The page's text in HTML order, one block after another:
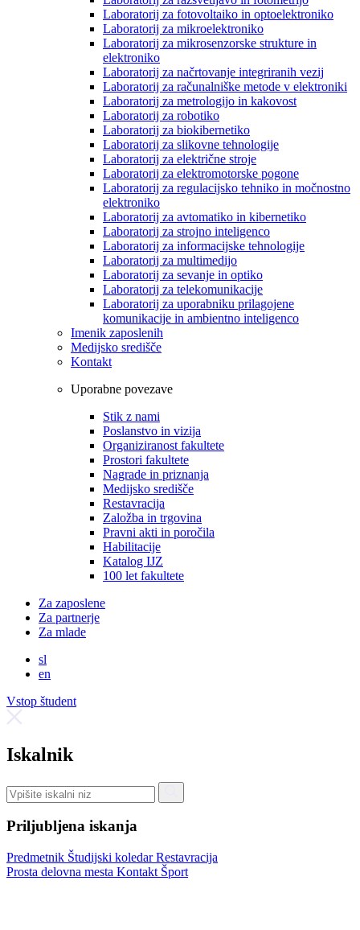
Laboratorij za fotovoltaiko in optoelektroniko
Laboratorij za mikroelektroniko
Laboratorij za mikrosenzorske strukture in
elektroniko
Laboratorij za načrtovanje integriranih vezij
Laboratorij za računalniške metode v elektroniki
Laboratorij za metrologijo in kakovost
Laboratorij za robotiko
Laboratorij za biokibernetiko
Laboratorij za slikovne tehnologije
Laboratorij za električne stroje
Laboratorij za elektromotorske pogone
Laboratorij za regulacijsko tehniko in močnostno
elektroniko
Laboratorij za avtomatiko in kibernetiko
Laboratorij za strojno inteligenco
Laboratorij za informacijske tehnologije
Laboratorij za multimedijo
Laboratorij za sevanje in optiko
Laboratorij za telekomunikacije
Laboratorij za uporabniku prilagojene
komunikacije in ambientno inteligenco
Imenik zaposlenih
Medijsko središče
Kontakt
Uporabne povezave
Stik z nami
Poslanstvo in vizija
Organiziranost fakultete
Prostori fakultete
Nagrade in priznanja
Medijsko središče
Restavracija
Založba in trgovina
Pravni akti in poročila
Habilitacije
Katalog IJZ
100 let fakultete
Za zaposlene
Za partnerje
Za mlade
sl
en
Vstop študent
Iskalnik
Priljubljena iskanja
Predmetnik Študijski koledarRestavracija
Prosta delovna mesta Kontakt Šport